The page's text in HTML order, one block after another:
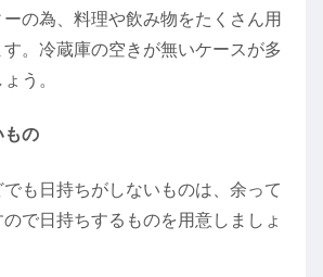
の為、料理や飲み物をたくさん用
。冷蔵庫の空きが無いケースが多
う。
もの
も日持ちがしないものは、余って
で日持ちするものを用意しましょ